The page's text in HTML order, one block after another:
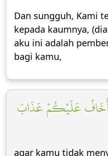
Dan sungguh, Kami
kepada kaumnya,
aku ini adalah
bagi kamu,
أَخَافُ عَلَيۡكُمۡ عَذَابَ
agar kamu tidak